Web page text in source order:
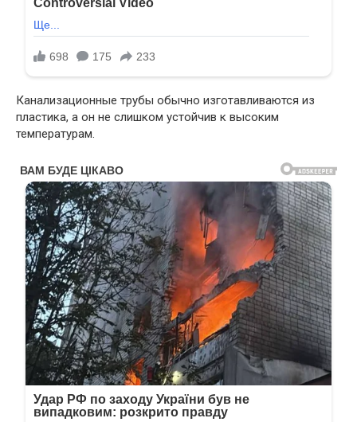
Канализационные трубы обычно изготавливаются из
пластика, а он не слишком устойчив к высоким
температурам.